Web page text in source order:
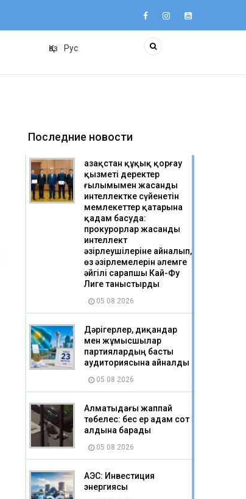
Қаз Рус
Последние новости
Қазақстан құқық қорғау
қызметі деректер
ғылымымен жасанды
интеллектке сүйенетін
мемлекеттер қатарына
қадам басуда:
прокурорлар жасанды
интеллект
әзірлеушілеріне айналып,
өз әзірлемелерін әлемге
әйгілі сарапшы Кай-Фу
Лиге таныстырды
05 08 2026
Дәрігерлер, диқандар
мен жұмысшылар
партиялардың басты
аудиториясына айналды
05 08 2026
Алматыдағы жаппай
төбелес: бес ер адам сот
алдына барады
05 08 2026
АЭС: Инвестиция
энергиясы